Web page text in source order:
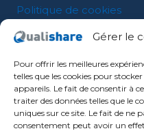
Gérer le
Pour offrir les meilleures
telles que les cookies pour
appareils. Le fait de consentir à
traiter des données telles que le
uniques sur ce site. Le fait de ne
consentement peut avoir un
Politique de cookies
CGV
A PROPOS
A propos
Contact